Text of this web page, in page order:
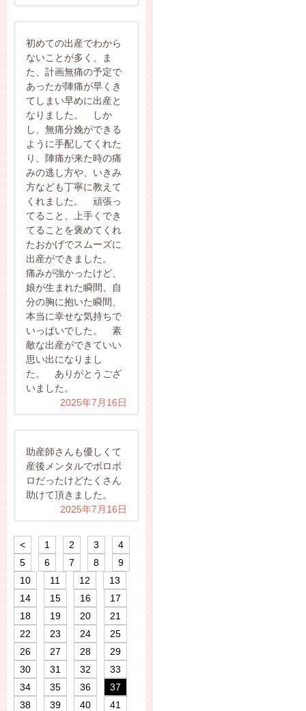
初めての出産でわから
ないことが多く、ま
た、計画無痛の予定で
あったが陣痛が早くき
てしまい早めに出産と
なりました。 しか
し、無痛分娩ができる
ように手配してくれた
り、陣痛が来た時の痛
みの逃し方や、いきみ
方なども丁寧に教えて
くれました。 頑張っ
てること、上手くでき
てることを褒めてくれ
たおかげでスムーズに
出産ができました。
痛みが強かったけど、
娘が生まれた瞬間、自
分の胸に抱いた瞬間、
本当に幸せな気持ちで
いっぱいでした。 素
敵な出産ができていい
思い出になりまし
た。 ありがとうござ
いました。
2025年7月16日
助産師さんも優しくて
産後メンタルでボロボ
ロだったけどたくさん
助けて頂きました。
2025年7月16日
< 1 2 3
4
5
6 7 8
9
10
11 12
13
14
15 16
17
18
19 20
21
22
23 24
25
26
27 28
29
30
31 32
33
34
35 36
37
38
39 40
41